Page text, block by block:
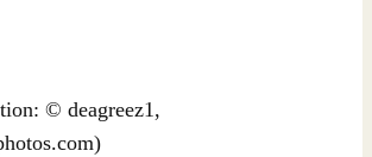
© deagreez1,